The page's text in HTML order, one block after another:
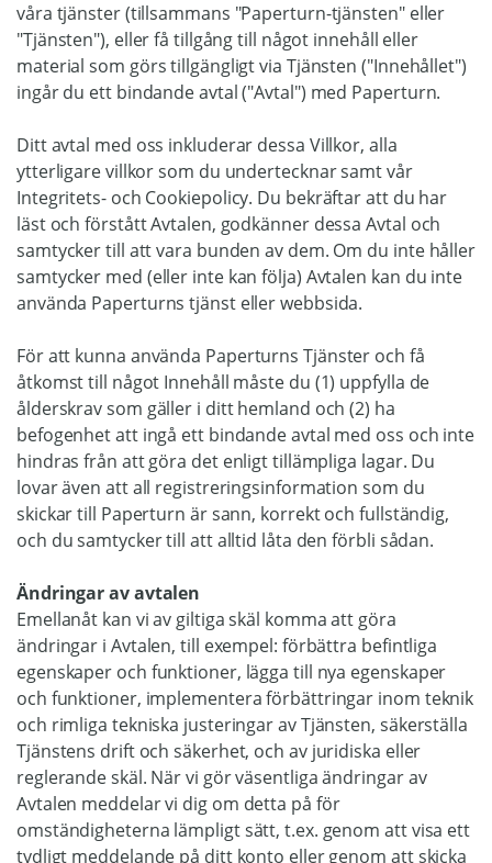
våra tjänster (tillsammans "Paperturn-tjänsten" eller
"Tjänsten"), eller få tillgång till något innehåll eller
material som görs tillgängligt via Tjänsten ("Innehållet")
ingår du ett bindande avtal ("Avtal") med Paperturn.
Ditt avtal med oss inkluderar dessa Villkor, alla
ytterligare villkor som du undertecknar samt vår
Integritets- och Cookiepolicy. Du bekräftar att du har
läst och förstått Avtalen, godkänner dessa Avtal och
samtycker till att vara bunden av dem. Om du inte håller
samtycker med (eller inte kan följa) Avtalen kan du inte
använda Paperturns tjänst eller webbsida.
För att kunna använda Paperturns Tjänster och få
åtkomst till något Innehåll måste du (1) uppfylla de
ålderskrav som gäller i ditt hemland och (2) ha
befogenhet att ingå ett bindande avtal med oss och inte
hindras från att göra det enligt tillämpliga lagar. Du
lovar även att all registreringsinformation som du
skickar till Paperturn är sann, korrekt och fullständig,
och du samtycker till att alltid låta den förbli sådan.
Ändringar av avtalen
Emellanåt kan vi av giltiga skäl komma att göra
ändringar i Avtalen, till exempel: förbättra befintliga
egenskaper och funktioner, lägga till nya egenskaper
och funktioner, implementera förbättringar inom teknik
och rimliga tekniska justeringar av Tjänsten, säkerställa
Tjänstens drift och säkerhet, och av juridiska eller
reglerande skäl. När vi gör väsentliga ändringar av
Avtalen meddelar vi dig om detta på för
omständigheterna lämpligt sätt, t.ex. genom att visa ett
tydligt meddelande på ditt konto eller genom att skicka